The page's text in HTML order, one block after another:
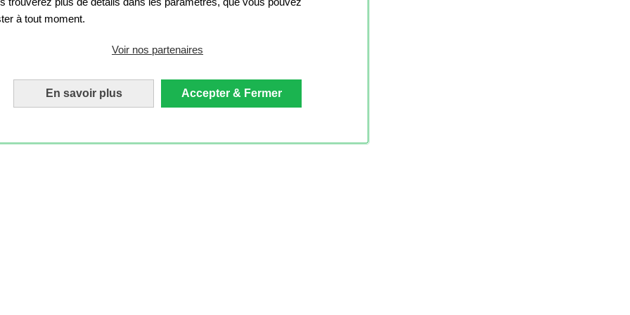
à tout moment.
Voir nos partenaires
En savoir plus Accepter & Fermer